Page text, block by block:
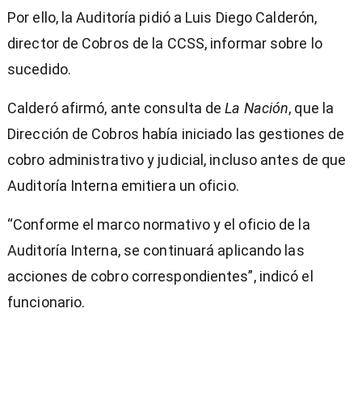
Por ello, la Auditoría pidió a Luis Diego Calderón,
director de Cobros de la CCSS, informar sobre lo
sucedido.
Calderó afirmó, ante consulta deLa Nación, que la
Dirección de Cobros había iniciado las gestiones de
cobro administrativo y judicial, incluso antes de que
Auditoría Interna emitiera un oficio.
“Conforme el marco normativo y el oficio de la
Auditoría Interna, se continuará aplicando las
acciones de cobro correspondientes”, indicó el
funcionario.